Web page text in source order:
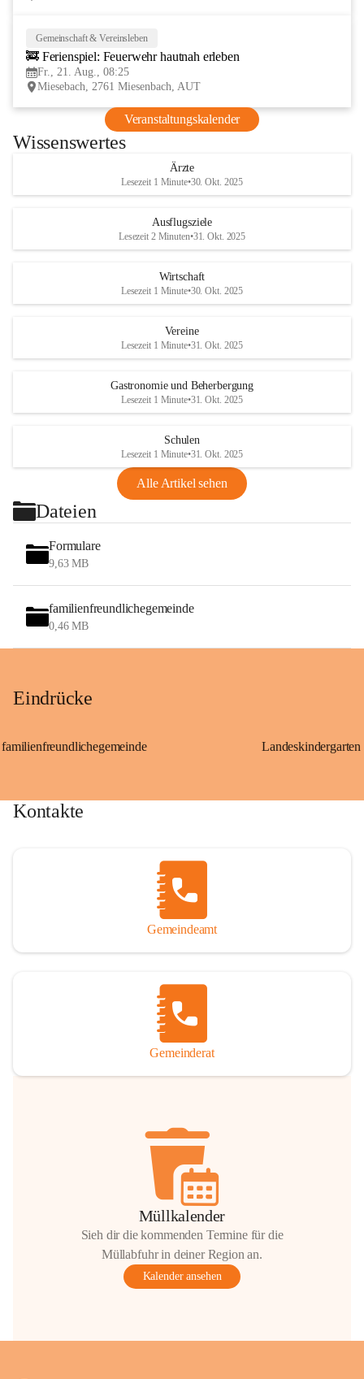
Gemeinschaft & Vereinsleben
🚒 Ferienspiel: Feuerwehr hautnah erleben
Fr., 21. Aug., 08:25
Miesebach, 2761 Miesenbach, AUT
Veranstaltungskalender
Wissenswertes
Ärzte
Lesezeit 1 Minute•30. Okt. 2025
Ausflugsziele
Lesezeit 2 Minuten•31. Okt. 2025
Wirtschaft
Lesezeit 1 Minute•30. Okt. 2025
Vereine
Lesezeit 1 Minute•31. Okt. 2025
Gastronomie und Beherbergung
Lesezeit 1 Minute•31. Okt. 2025
Schulen
Lesezeit 1 Minute•31. Okt. 2025
Alle Artikel sehen
Dateien
Formulare
9,63 MB
familienfreundlichegemeinde
0,46 MB
Eindrücke
familienfreundlichegemeinde
Kontakte
Gemeindeamt
Gemeinderat
Müllkalender
Sieh dir die kommenden Termine für die
Müllabfuhr in deiner Region an.
Kalender ansehen